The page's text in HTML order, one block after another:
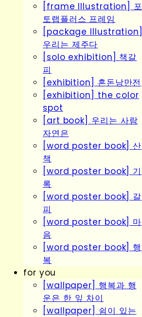
[frame Illustration] 포
토랩플러스 프레임
[package Illustration]
우리는 제주다
[solo exhibition] 책갈
피
[exhibition] 혼돈낭만전
[exhibition] the color
spot
[art book] 우리는 사람
자연은
[word poster book] 산
책
[word poster book] 기
록
[word poster book] 갈
피
[word poster book] 마
음
[word poster book] 행
복
for you
[wallpaper] 행복과 행
운은 한 잎 차이
[wallpaper] 쉼이 있는